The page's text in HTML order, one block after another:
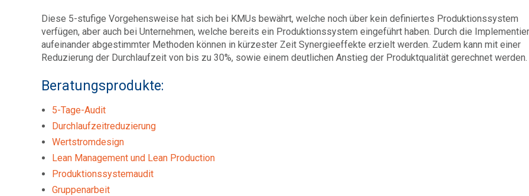
Diese 5-stufige Vorgehensweise hat sich bei KMUs bewährt, welche noch über kein definiertes Produktionssystem
verfügen, aber auch bei Unternehmen, welche bereits ein Produktionssystem eingeführt haben. Durch die
aufeinander abgestimmter Methoden können in kürzester Zeit Synergieeffekte erzielt werden. Zudem kann mit einer
Reduzierung der Durchlaufzeit von bis zu 30%, sowie einem deutlichen Anstieg der Produktqualität gerechnet werden.
Beratungsprodukte:
5-Tage-Audit
Durchlaufzeitreduzierung
Wertstromdesign
Lean Management und Lean Production
Produktionssystemaudit
Gruppenarbeit